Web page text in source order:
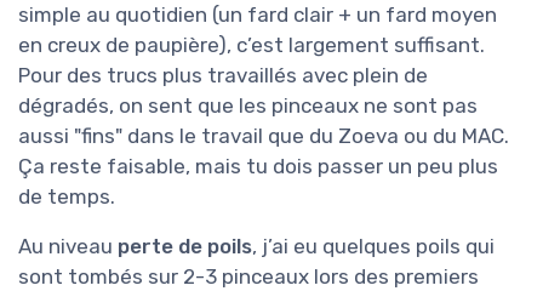
simple au quotidien (un fard clair + un fard moyen
en creux de paupière), c’est largement suffisant.
Pour des trucs plus travaillés avec plein de
dégradés, on sent que les pinceaux ne sont pas
aussi "fins" dans le travail que du Zoeva ou du MAC.
Ça reste faisable, mais tu dois passer un peu plus
de temps.
Au niveau perte de poils, j’ai eu quelques poils qui
sont tombés sur 2-3 pinceaux lors des premiers